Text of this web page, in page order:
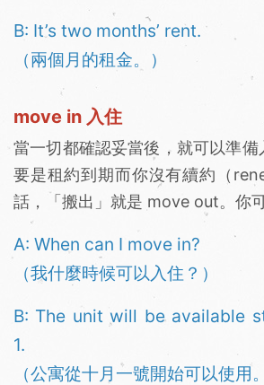
B: It’s two months’ rent.
（兩個月的租金。）
move in 入住
當一切都確認妥當後，就可以準備
要是租約到期而你沒有續約（
話，「搬出」就是 move out。你
A: When can I move in?
（我什麼時候可以入住？）
B: The unit will be available
1.
（公寓從十月一號開始可以使用。